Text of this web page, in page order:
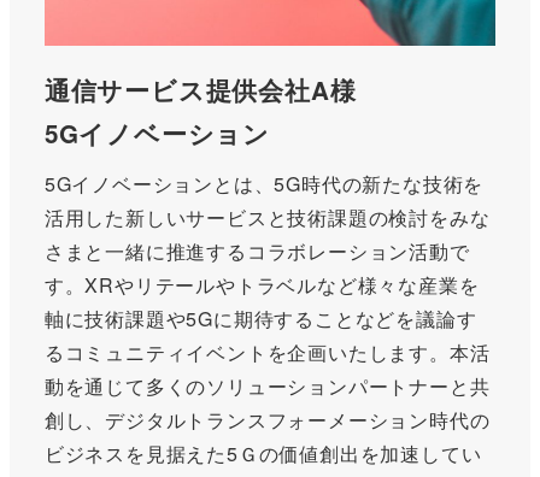
通信サービス提供会社A様
5Gイノベーション
5Gイノベーションとは、5G時代の新たな技術を
活用した新しいサービスと技術課題の検討をみな
さまと一緒に推進するコラボレーション活動で
す。XRやリテールやトラベルなど様々な産業を
軸に技術課題や5Gに期待することなどを議論す
るコミュニティイベントを企画いたします。本活
動を通じて多くのソリューションパートナーと共
創し、デジタルトランスフォーメーション時代の
ビジネスを見据えた5Ｇの価値創出を加速してい